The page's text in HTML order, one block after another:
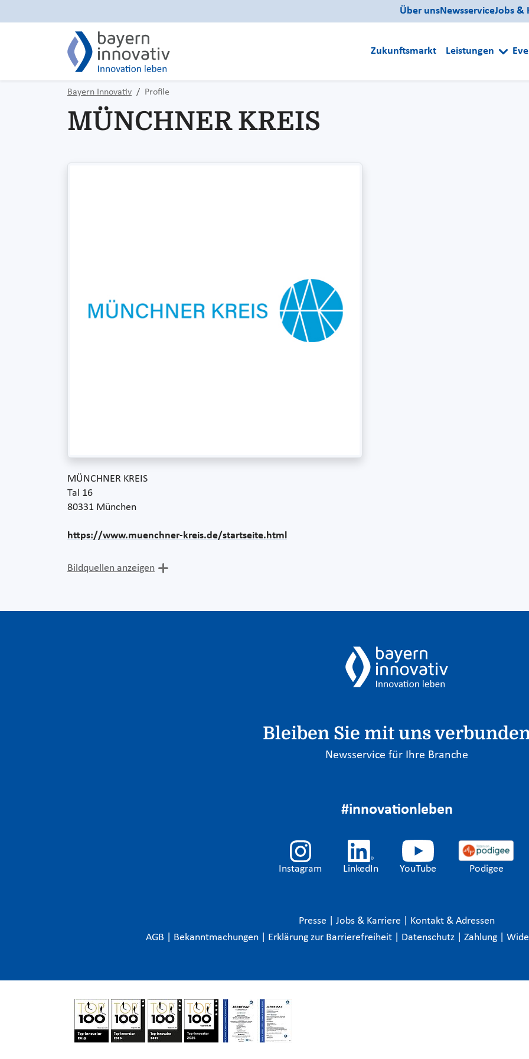
Über unsNewsserviceJobs &
Zukunftsmarkt Leistungen
Bayern Innovativ Profile
MÜNCHNER KREIS
MÜNCHNER KREIS
Tal 16
80331 München
https://www.muenchner-kreis.de/startseite.html
Bildquellen anzeigen
Bleiben Sie mit uns
Newsservice für Ihre Branche
#innovationleben
Instagram LinkedIn YouTube Podigee
Presse Jobs & Karriere
Kontakt & Adressen
AGB
Bekanntmachungen Erklärung zur Barrierefreiheit Datenschutz Zahlung